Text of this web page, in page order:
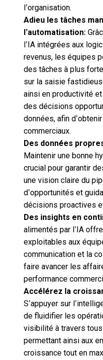
l’organisation.
Adieu les tâches
l’automatisation:
l’IA intégrées aux
revenus, les équipes
des tâches à plus
sur la saisie
ainsi en productivité
des décisions
données, afin
commerciaux.
Des données
Maintenir une bonne
crucial pour garantir
une vision claire du
d’opportunités et
décisions proactives
Des insights en
alimentés par l’IA
exploitables aux
communication et la
faire avancer les
performance
Accélérez la
S’appuyer sur
de fluidifier les
visibilité à travers
permettant ainsi aux
croissance tout en